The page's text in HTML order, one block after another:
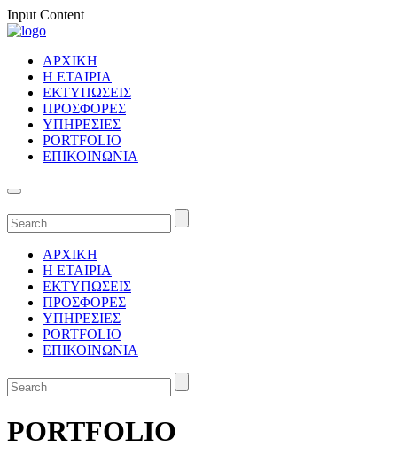
Input Content
ΑΡΧΙΚΗ
Η ΕΤΑΙΡΙΑ
ΕΚΤΥΠΩΣΕΙΣ
ΠΡΟΣΦΟΡΕΣ
ΥΠΗΡΕΣΙΕΣ
PORTFOLIO
ΕΠΙΚΟΙΝΩΝΙΑ
ΑΡΧΙΚΗ
Η ΕΤΑΙΡΙΑ
ΕΚΤΥΠΩΣΕΙΣ
ΠΡΟΣΦΟΡΕΣ
ΥΠΗΡΕΣΙΕΣ
PORTFOLIO
ΕΠΙΚΟΙΝΩΝΙΑ
PORTFOLIO